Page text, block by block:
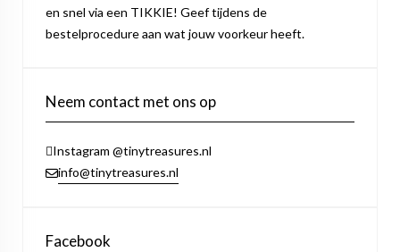
en snel via een TIKKIE! Geef tijdens de
bestelprocedure aan wat jouw voorkeur heeft.
Neem contact met ons op
Instagram @tinytreasures.nl
info@tinytreasures.nl
Facebook